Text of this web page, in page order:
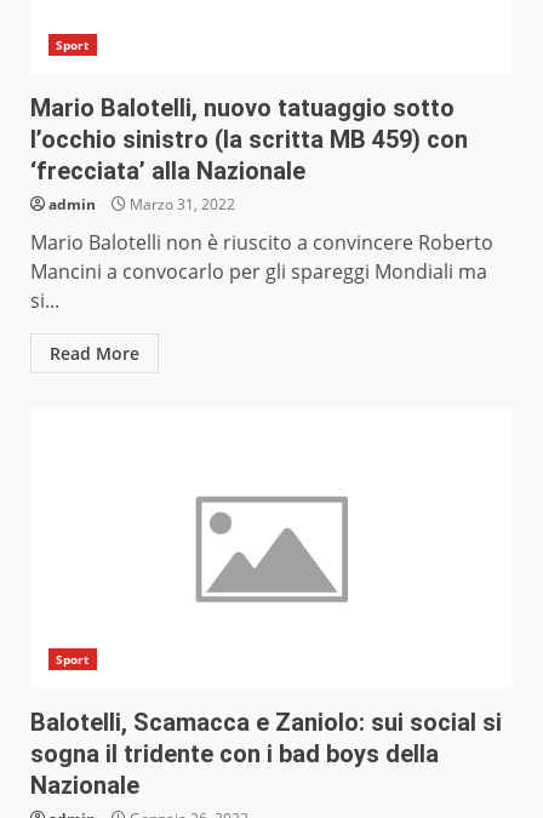
Sport
Mario Balotelli, nuovo tatuaggio sotto
l’occhio sinistro (la scritta MB 459) con
‘frecciata’ alla Nazionale
admin Marzo 31, 2022
Mario Balotelli non è riuscito a convincere Roberto
Mancini a convocarlo per gli spareggi Mondiali ma
si...
Read More
Sport
Balotelli, Scamacca e Zaniolo: sui social si
sogna il tridente con i bad boys della
Nazionale